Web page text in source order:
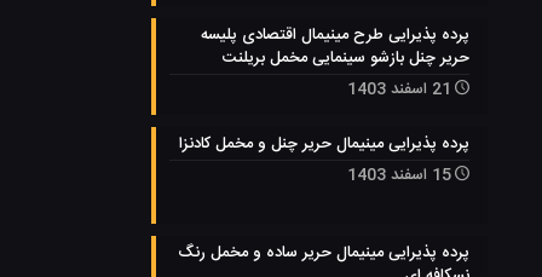
پرده پذیرایی طرح مینیمال اقتصادی پلیسه
حریر چنل بازشو سینمایی مخمل بریلنت
21 اسفند 1403
پرده پذیرایی مینیمال حریر چنل و مخمل کادنزا
15 اسفند 1403
پرده پذیرایی مینیمال حریر ساده و مخمل رنگ